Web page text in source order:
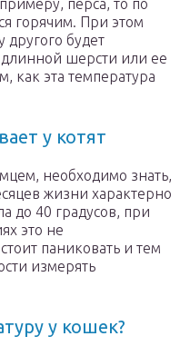
перса, то по
горячим. При этом
другого будет
шерсти или ее
как эта температура
у котят
необходимо знать,
жизни характерно
до 40 градусов, при
это не
паниковать и тем
измерять
у кошек?